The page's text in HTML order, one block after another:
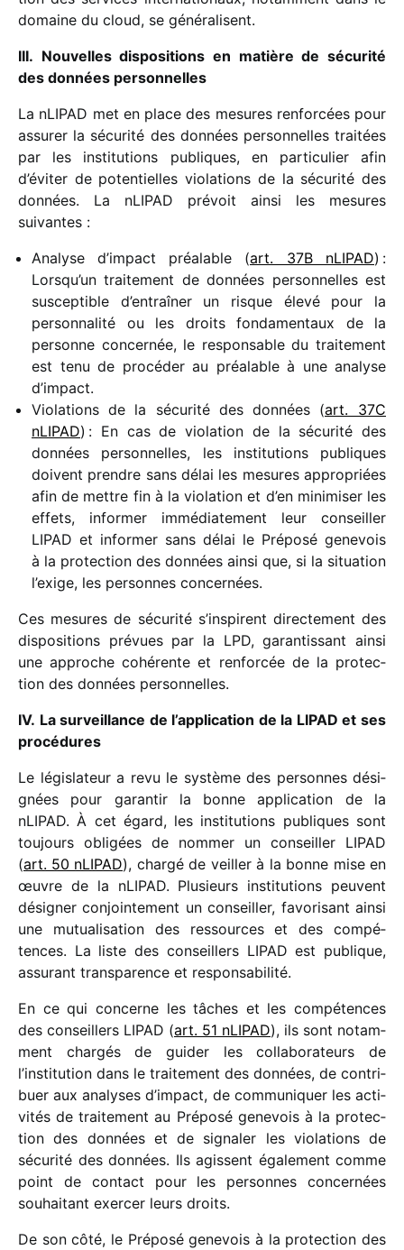
domaine du cloud, se généralisent.
III. Nouvelles dispo­si­tions en matière de sécu­rité
des données personnelles
La nLIPAD met en place des mesures renfor­cées pour
assu­rer la sécu­rité des données person­nelles trai­tées
par les insti­tu­tions publiques, en parti­cu­lier afin
d’éviter de poten­tielles viola­tions de la sécu­rité des
données. La nLIPAD prévoit ainsi les mesures
suivantes :
Analyse d’impact préa­lable (art. 37B nLIPAD) :
Lorsqu’un trai­te­ment de données person­nelles est
suscep­tible d’entraîner un risque élevé pour la
person­na­lité ou les droits fonda­men­taux de la
personne concer­née, le respon­sable du trai­te­ment
est tenu de procé­der au préa­lable à une analyse
d’impact.
Violations de la sécu­rité des données (art. 37C
nLIPAD) : En cas de viola­tion de la sécu­rité des
données person­nelles, les insti­tu­tions publiques
doivent prendre sans délai les mesures appro­priées
afin de mettre fin à la viola­tion et d’en mini­mi­ser les
effets, infor­mer immé­dia­te­ment leur conseiller
LIPAD et infor­mer sans délai le Préposé gene­vois
à la protec­tion des données ainsi que, si la situa­tion
l’exige, les personnes concernées.
Ces mesures de sécu­rité s’inspirent direc­te­ment des
dispo­si­tions prévues par la LPD, garan­tis­sant ainsi
une approche cohé­rente et renfor­cée de la protec­
tion des données personnelles.
IV. La surveillance de l’application de la LIPAD et ses
procédures
Le légis­la­teur a revu le système des personnes dési­
gnées pour garan­tir la bonne appli­ca­tion de la
nLIPAD. À cet égard, les insti­tu­tions publiques sont
toujours obli­gées de nommer un conseiller LIPAD
(art. 50 nLIPAD), chargé de veiller à la bonne mise en
œuvre de la nLIPAD. Plusieurs insti­tu­tions peuvent
dési­gner conjoin­te­ment un conseiller, favo­ri­sant ainsi
une mutua­li­sa­tion des ressources et des compé­
tences. La liste des conseillers LIPAD est publique,
assu­rant trans­pa­rence et responsabilité.
En ce qui concerne les tâches et les compé­tences
des conseillers LIPAD (art. 51 nLIPAD), ils sont notam­
ment char­gés de guider les colla­bo­ra­teurs de
l’institution dans le trai­te­ment des données, de contri­
buer aux analyses d’impact, de commu­ni­quer les acti­
vi­tés de trai­te­ment au Préposé gene­vois à la protec­
tion des données et de signa­ler les viola­tions de
sécu­rité des données. Ils agissent égale­ment comme
point de contact pour les personnes concer­nées
souhai­tant exer­cer leurs droits.
De son côté, le Préposé gene­vois à la protec­tion des